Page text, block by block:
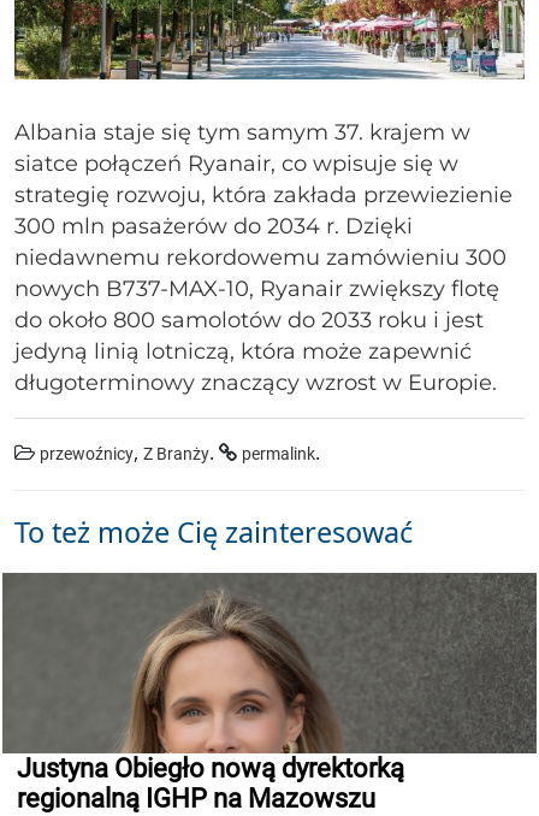
Albania staje się tym samym 37. krajem w
siatce połączeń Ryanair, co wpisuje się w
strategię rozwoju, która zakłada przewiezienie
300 mln pasażerów do 2034 r. Dzięki
niedawnemu rekordowemu zamówieniu 300
nowych B737-MAX-10, Ryanair zwiększy flotę
do około 800 samolotów do 2033 roku i jest
jedyną linią lotniczą, która może zapewnić
długoterminowy znaczący wzrost w Europie.
przewoźnicy, Z Branży. permalink.
To też może Cię zainteresować
Justyna Obiegło nową dyrektorką
regionalną IGHP na Mazowszu